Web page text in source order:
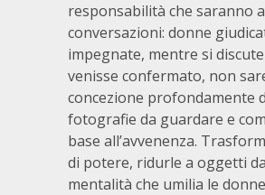
responsabilità che saranno
conversazioni: donne
impegnate, mentre si
venisse confermato, non
concezione profondamente
fotografie da guardare e
base all’avvenenza.
di potere, ridurle a oggetti
mentalità che umilia le